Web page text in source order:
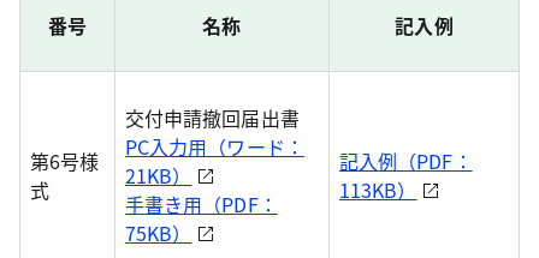
番号 名称 記入例
第6号様
式
交付申請撤回届出書
PC入力用（ワード：
21KB）
手書き用（PDF：
75KB）
記入例（PDF：
113KB）